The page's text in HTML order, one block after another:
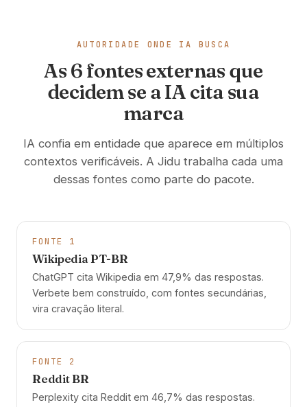
AUTORIDADE ONDE IA BUSCA
As 6 fontes externas que
decidem se a IA cita sua
marca
IA confia em entidade que aparece em múltiplos
contextos verificáveis. A Jidu trabalha cada uma
dessas fontes como parte do pacote.
FONTE 1
Wikipedia PT-BR
ChatGPT cita Wikipedia em 47,9% das respostas.
Verbete bem construído, com fontes secundárias,
vira cravação literal.
FONTE 2
Reddit BR
Perplexity cita Reddit em 46,7% das respostas.